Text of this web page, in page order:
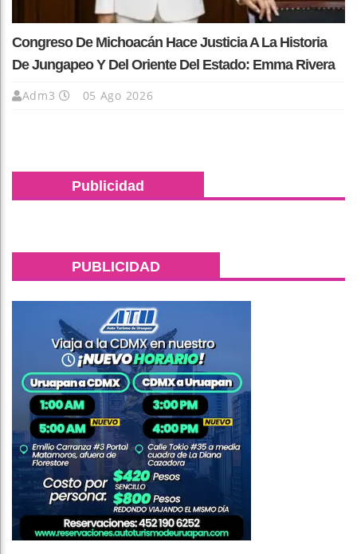
Congreso De Michoacán Hace Justicia A La Historia
De Jungapeo Y Del Oriente Del Estado: Emma Rivera
Adm3 05 Ago 2026
Publicidad
PUBLICIDAD